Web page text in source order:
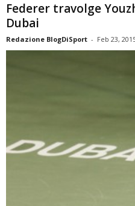
Federer travolge
Dubai
Redazione BlogDiSport - Feb 23,